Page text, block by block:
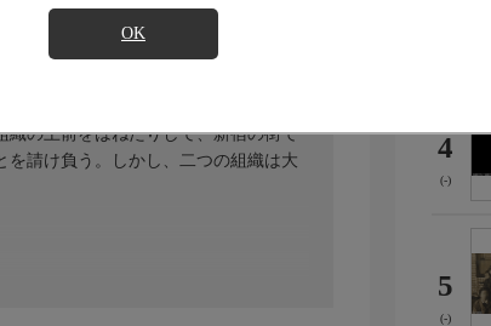
OK
描いた任侠アクション大作。刑務所
織の上前をはねたりして、新宿の街で
請け負う。しかし、二つの組織は大
4
(-)
5
(-)